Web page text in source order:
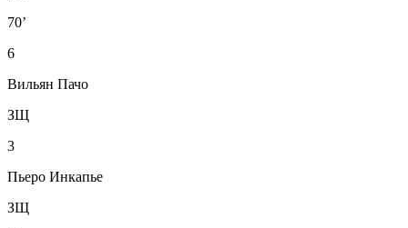
70’
6
Вильян Пачо
ЗЩ
3
Пьеро Инкапье
ЗЩ